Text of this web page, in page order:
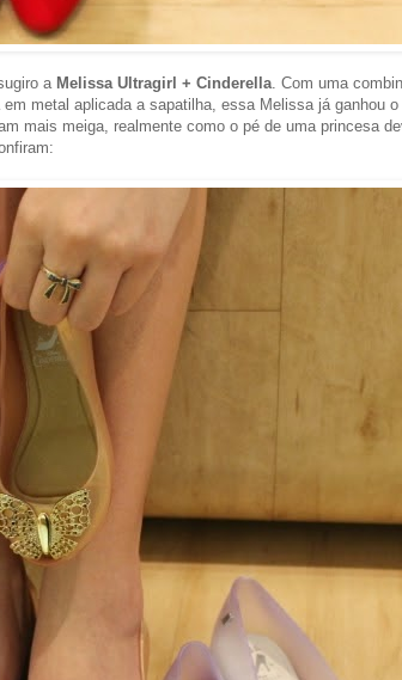
a Melissa Ultragirl + Cinderella. Com uma
metal aplicada a sapatilha, essa Melissa já ganhou o
mais meiga, realmente como o pé de uma princesa